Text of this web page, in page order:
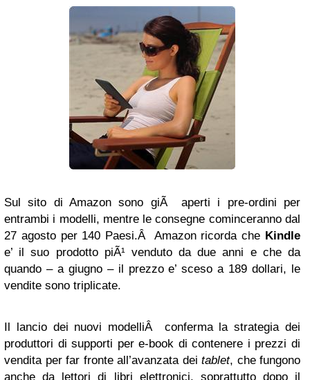
Sul sito di Amazon sono giÃ aperti i pre-ordini per
entrambi i modelli, mentre le consegne cominceranno dal
27 agosto per 140 Paesi.Â Amazon ricorda che Kindle
e’ il suo prodotto piÃ¹ venduto da due anni e che da
quando – a giugno – il prezzo e’ sceso a 189 dollari, le
vendite sono triplicate.
Il lancio dei nuovi modelliÂ conferma la strategia dei
produttori di supporti per e-book di contenere i prezzi di
vendita per far fronte all’avanzata dei tablet, che fungono
anche da lettori di libri elettronici, soprattutto dopo il